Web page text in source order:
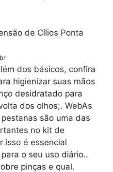
dos básicos, confira
higienizar suas mãos
desidratado para
dos olhos;. WebAs
são uma das
no kit de
isso é essencial
o seu uso diário..
pinças e qual.